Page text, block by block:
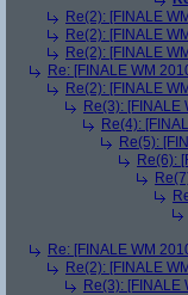
Re(2): [FINALE
Re(2): [FINALE
Re(2): [FINALE
Re: [FINALE WM
Re(2): [FINALE
Re(3): [FINALE
Re(4):
Re(5):
Re(6):
Re: [FINALE WM
Re(2): [FINALE
Re(3): [FINALE